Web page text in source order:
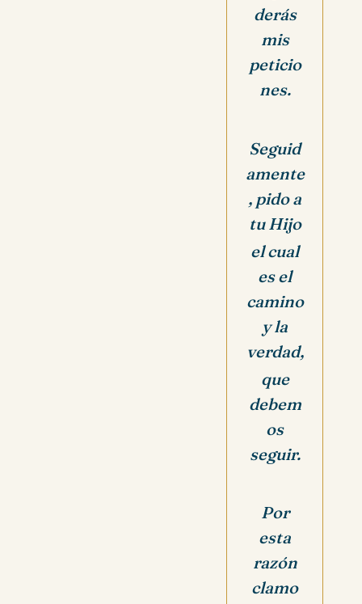
derás
mis
peticio
nes.
Seguid
amente
, pido a
tu Hijo
el cual
esel
camino
y la
verdad,
que
debem
os
seguir.
Por
esta
razón
clamo